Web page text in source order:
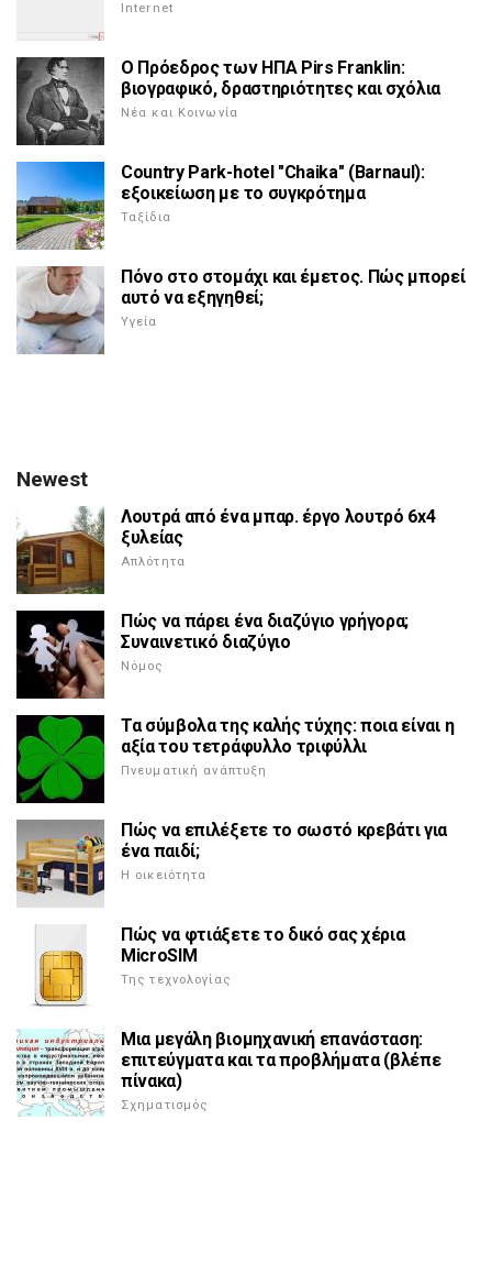
Internet
Ο Πρόεδρος των ΗΠΑ Pirs Franklin:
βιογραφικό, δραστηριότητες και σχόλια
Νέα και Κοινωνία
Country Park-hotel "Chaika" (Barnaul):
εξοικείωση με το συγκρότημα
Ταξίδια
Πόνο στο στομάχι και έμετος. Πώς μπορεί
αυτό να εξηγηθεί;
Υγεία
Newest
Λουτρά από ένα μπαρ. έργο λουτρό 6x4
ξυλείας
Απλότητα
Πώς να πάρει ένα διαζύγιο γρήγορα;
Συναινετικό διαζύγιο
Νόμος
Τα σύμβολα της καλής τύχης: ποια είναι η
αξία του τετράφυλλο τριφύλλι
Πνευματική ανάπτυξη
Πώς να επιλέξετε το σωστό κρεβάτι για
ένα παιδί;
Η οικειότητα
Πώς να φτιάξετε το δικό σας χέρια
MicroSIM
Της τεχνολογίας
Μια μεγάλη βιομηχανική επανάσταση:
επιτεύγματα και τα προβλήματα (βλέπε
πίνακα)
Σχηματισμός